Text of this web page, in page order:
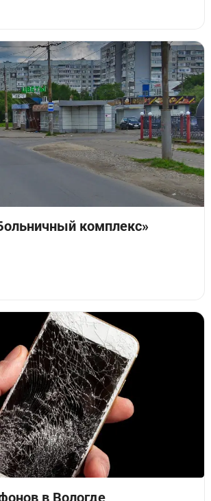
комплекс»
в Вологде